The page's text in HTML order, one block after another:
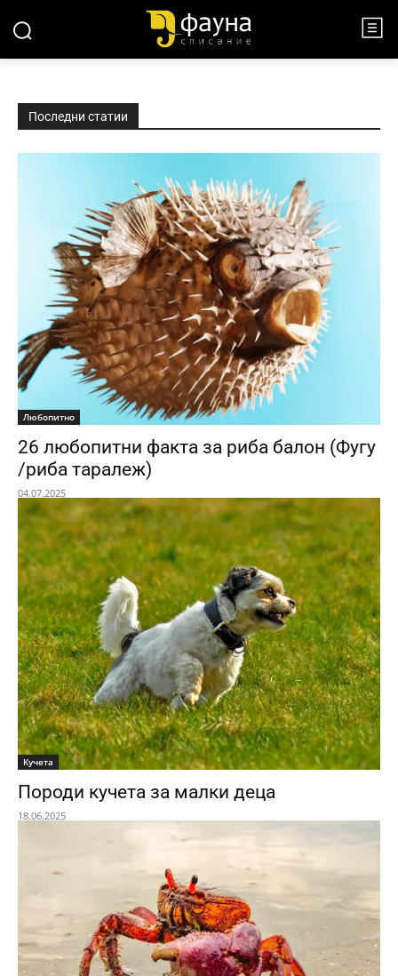
Последни статии
Любопитно
26 любопитни факта за риба балон (Фугу
/риба таралеж)
04.07.2025
Кучета
Породи кучета за малки деца
18.06.2025